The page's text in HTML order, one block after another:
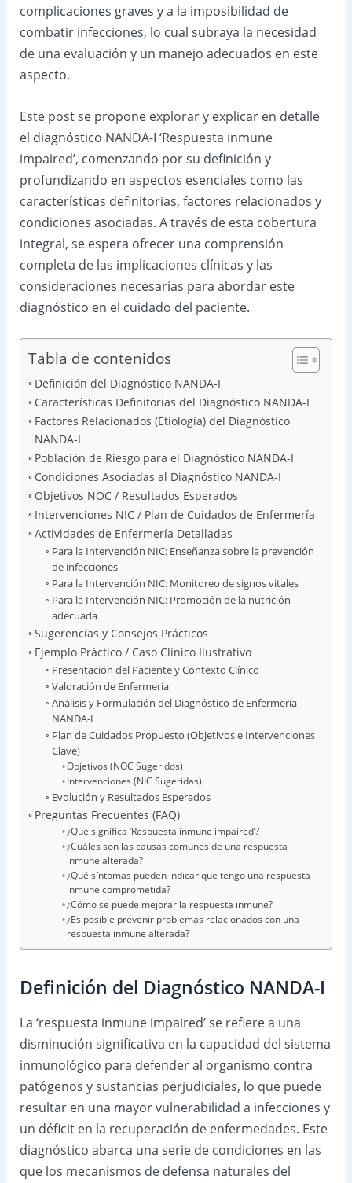
complicaciones graves y a la imposibilidad de
combatir infecciones, lo cual subraya la necesidad
de una evaluación y un manejo adecuados en este
aspecto.
Este post se propone explorar y explicar en detalle
el diagnóstico NANDA-I ‘Respuesta inmune
impaired’, comenzando por su definición y
profundizando en aspectos esenciales como las
características definitorias, factores relacionados y
condiciones asociadas. A través de esta cobertura
integral, se espera ofrecer una comprensión
completa de las implicaciones clínicas y las
consideraciones necesarias para abordar este
diagnóstico en el cuidado del paciente.
Tabla de contenidos
Definición del Diagnóstico NANDA-I
Características Definitorias del Diagnóstico NANDA-I
Factores Relacionados (Etiología) del Diagnóstico
NANDA-I
Población de Riesgo para el Diagnóstico NANDA-I
Condiciones Asociadas al Diagnóstico NANDA-I
Objetivos NOC / Resultados Esperados
Intervenciones NIC / Plan de Cuidados de Enfermería
Actividades de Enfermería Detalladas
Para la Intervención NIC: Enseñanza sobre la prevención
de infecciones
Para la Intervención NIC: Monitoreo de signos vitales
Para la Intervención NIC: Promoción de la nutrición
adecuada
Sugerencias y Consejos Prácticos
Ejemplo Práctico / Caso Clínico Ilustrativo
Presentación del Paciente y Contexto Clínico
Valoración de Enfermería
Análisis y Formulación del Diagnóstico de Enfermería
NANDA-I
Plan de Cuidados Propuesto (Objetivos e Intervenciones
Clave)
Objetivos (NOC Sugeridos)
Intervenciones (NIC Sugeridas)
Evolución y Resultados Esperados
Preguntas Frecuentes (FAQ)
¿Qué significa ‘Respuesta inmune impaired’?
¿Cuáles son las causas comunes de una respuesta
inmune alterada?
¿Qué síntomas pueden indicar que tengo una respuesta
inmune comprometida?
¿Cómo se puede mejorar la respuesta inmune?
¿Es posible prevenir problemas relacionados con una
respuesta inmune alterada?
Definición del Diagnóstico NANDA-I
La ‘respuesta inmune impaired’ se refiere a una
disminución significativa en la capacidad del sistema
inmunológico para defender al organismo contra
patógenos y sustancias perjudiciales, lo que puede
resultar en una mayor vulnerabilidad a infecciones y
un déficit en la recuperación de enfermedades. Este
diagnóstico abarca una serie de condiciones en las
que los mecanismos de defensa naturales del